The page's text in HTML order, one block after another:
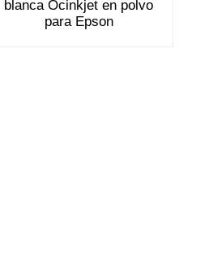
blanca Ocinkjet en polvo
para Epson